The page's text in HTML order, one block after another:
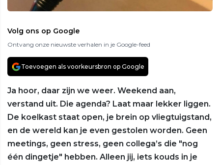
Volg ons op Google
Ontvang onze nieuwste verhalen in je Google-feed
Toevoegen als voorkeursbron op Google
Ja hoor, daar zijn we weer. Weekend aan,
verstand uit. Die agenda? Laat maar lekker liggen.
De koelkast staat open, je brein op vliegtuigstand,
en de wereld kan je even gestolen worden. Geen
meetings, geen stress, geen collega’s die "nog
één dingetje" hebben. Alleen jij, iets kouds in je